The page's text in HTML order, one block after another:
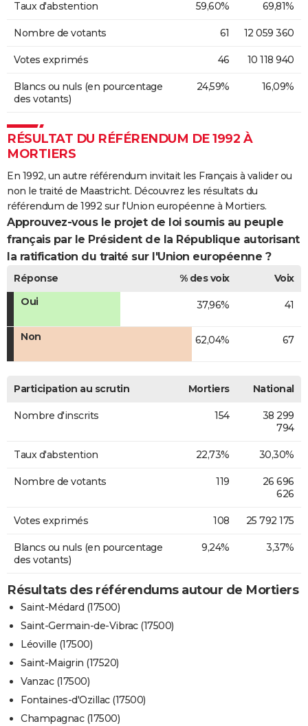
Taux d'abstention 59,60% 69,81%
Nombre de votants 61 12 059 360
Votes exprimés 46 10 118 940
Blancs ou nuls (en pourcentage
des votants)
24,59% 16,09%
RÉSULTAT DU RÉFÉRENDUM DE 1992 À
MORTIERS
En 1992, un autre référendum invitait les Français à valider ou
non le traité de Maastricht. Découvrez les résultats du
référendum de 1992 sur l'Union européenne à Mortiers.
Approuvez-vous le projet de loi soumis au peuple
français par le Président de la République autorisant
la ratification du traité sur l'Union européenne ?
Réponse % des voix
Voix
Oui
37,96% 41
Non 62,04% 67
Participation au scrutin Mortiers National
Nombre d'inscrits 154
38 299
794
Taux d'abstention 22,73% 30,30%
Nombre de votants 119
26 696
626
Votes exprimés 108 25 792 175
Blancs ou nuls (en pourcentage
des votants)
9,24% 3,37%
Résultats des référendums autour de Mortiers
Saint-Médard (17500)
Saint-Germain-de-Vibrac (17500)
Léoville (17500)
Saint-Maigrin (17520)
Vanzac (17500)
Fontaines-d'Ozillac (17500)
Champagnac (17500)